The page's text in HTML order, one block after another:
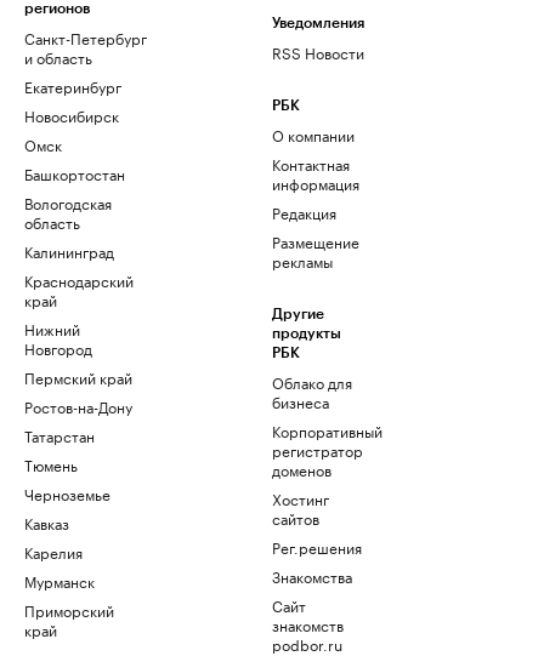
регионов
Санкт-Петербург
и область
Екатеринбург
Новосибирск
Омск
Башкортостан
Вологодская
область
Калининград
Краснодарский
край
Нижний
Новгород
Пермский край
Ростов-на-Дону
Татарстан
Тюмень
Черноземье
Кавказ
Карелия
Мурманск
Приморский
край
Уведомления
RSS Новости
РБК
О компании
Контактная
информация
Редакция
Размещение
рекламы
Другие
продукты
РБК
Облако для
бизнеса
Корпоративный
регистратор
доменов
Хостинг
сайтов
Рег.решения
Знакомства
Сайт
знакомств
podbor.ru